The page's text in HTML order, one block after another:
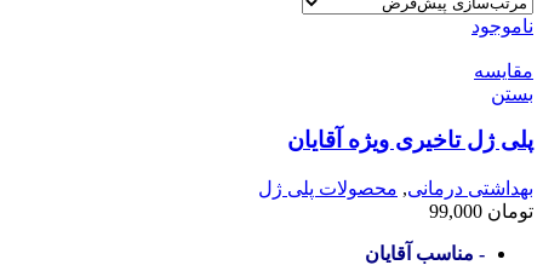
ناموجود
مقایسه
بستن
پلی ژل تاخیری ویژه آقایان
بهداشتی درمانی, محصولات پلی ژل
تومان
- مناسب آقایان